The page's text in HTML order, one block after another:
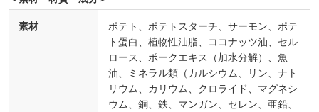
素材
ポテト、ポテトスターチ、サーモン、ポテ
ト蛋白、植物性油脂、ココナッツ油、セル
ロース、ポークエキス（加水分解）、魚
油、ミネラル類（カルシウム、リン、ナト
リウム、カリウム、クロライド、マグネシ
ウム、銅、鉄、マンガン、セレン、亜鉛、